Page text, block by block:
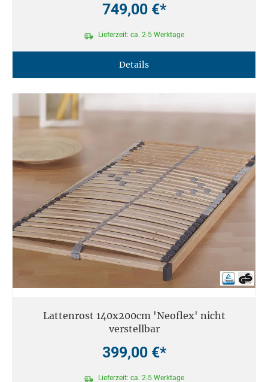
749,00 €*
Lieferzeit: ca. 2-5 Werktage
Details
Lattenrost 140x200cm 'Neoflex' nicht
verstellbar
399,00 €*
Lieferzeit: ca. 2-5 Werktage